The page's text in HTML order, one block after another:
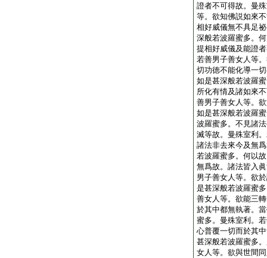
證者不可得故。曼
等。欲知佛説如來
相好威儀無不具足
深般若波羅蜜多。
提相好威儀及能證
若善男子善女人等
切功徳不能化導一
如是甚深般若波羅
所化有情及諸如來
善男子善女人等。
如是甚深般若波羅
波羅蜜多。不見諸
滅等故。曼殊室利
諸法非去來今及無
若波羅蜜多。何以
無爲故。諸法皆入
男子善女人等。欲
是甚深般若波羅蜜
善女人等。欲能三
於其中都無執著。
蜜多。曼殊室利。
心普覆一切而於其
甚深般若波羅蜜多
女人等。欲與世間